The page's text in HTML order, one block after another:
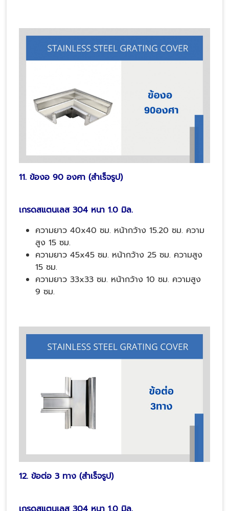
11. ข้องอ 90 องศา (สำเร็จรูป)
เกรดสแตนเลส 304 หนา 1.0 มิล.
ความยาว 40x40 ซม. หน้ากว้าง 15.20 ซม. ความ
สูง 15 ซม.
ความยาว 45x45 ซม. หน้ากว้าง 25 ซม. ความสูง
15 ซม.
ความยาว 33x33 ซม. หน้ากว้าง 10 ซม. ความสูง
9 ซม.
12. ข้อต่อ 3 ทาง (สำเร็จรูป)